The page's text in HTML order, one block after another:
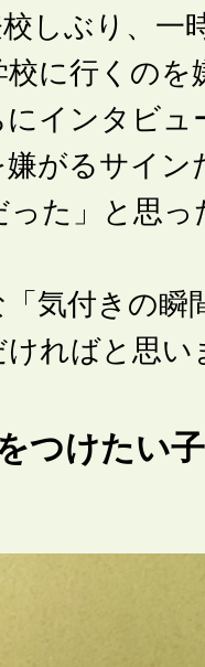
しぶり、一
に行くのを
インタビュ
がるサイン
った」と思
気付きの瞬
ればと思い
つけたい